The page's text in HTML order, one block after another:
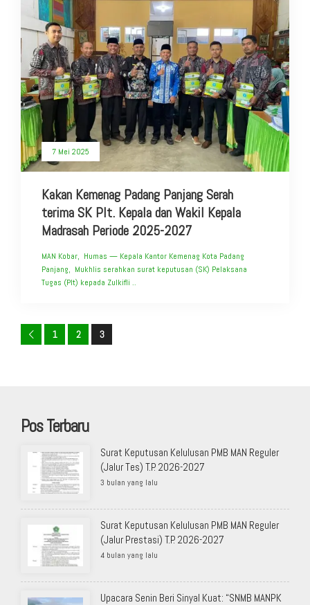
7 Mei 2025
Kakan Kemenag Padang Panjang Serah
terima SK Plt. Kepala dan Wakil Kepala
Madrasah Periode 2025-2027
MAN Kobar, Humas — Kepala Kantor Kemenag Kota Padang
Panjang, Mukhlis serahkan surat keputusan (SK) Pelaksana
Tugas (Plt) kepada Zulkifli ..
1 2 3
Pos Terbaru
Surat Keputusan Kelulusan PMB MAN Reguler
(Jalur Tes) T.P. 2026-2027
3 bulan yang lalu
Surat Keputusan Kelulusan PMB MAN Reguler
(Jalur Prestasi) T.P. 2026-2027
4 bulan yang lalu
Upacara Senin Beri Sinyal Kuat: “SNMB MANPK